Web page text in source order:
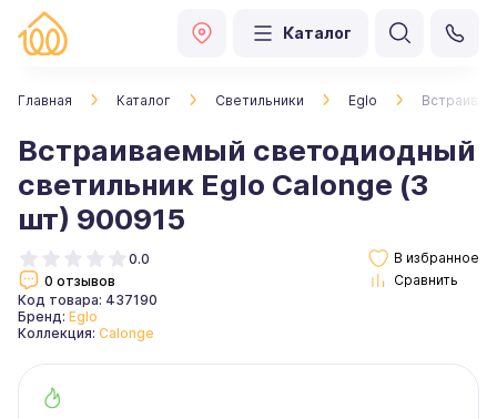
Каталог
Главная Каталог Светильники Eglo
Встраиваемый светодиодный
светильник Eglo Calonge (3
шт) 900915
0.0
0 отзывов
Код товара: 437190
Бренд: Eglo
Коллекция: Calonge